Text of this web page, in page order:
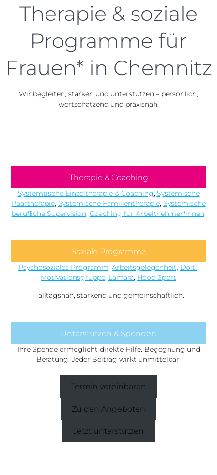
Therapie & soziale
Programme für
Frauen* in Chemnitz
Wir begleiten, stärken und unterstützen – persönlich,
wertschätzend und praxisnah.
Therapie & Coaching
Systemtische Einzeltherapie & Coaching, Systemische
Paartherapie, Systemische Familientherapie, Systemische
berufliche Supervision, Coaching für Arbeitnehmer*innen.
Soziale Programme
Psychosoziales Programm, Arbeitsgelegenheit, Doit!,
Motivationsgruppe, Lamara, Hood Sport
– alltagsnah, stärkend und gemeinschaftlich.
Unterstützen & Spenden
Ihre Spende ermöglicht direkte Hilfe, Begegnung und
Beratung. Jeder Beitrag wirkt unmittelbar.
Termin vereinbaren
Zu den Angeboten
Jetzt unterstützen